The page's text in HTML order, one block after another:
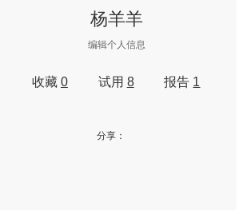
杨羊羊
编辑个人信息
收藏 0 试用 8 报告 1
分享：